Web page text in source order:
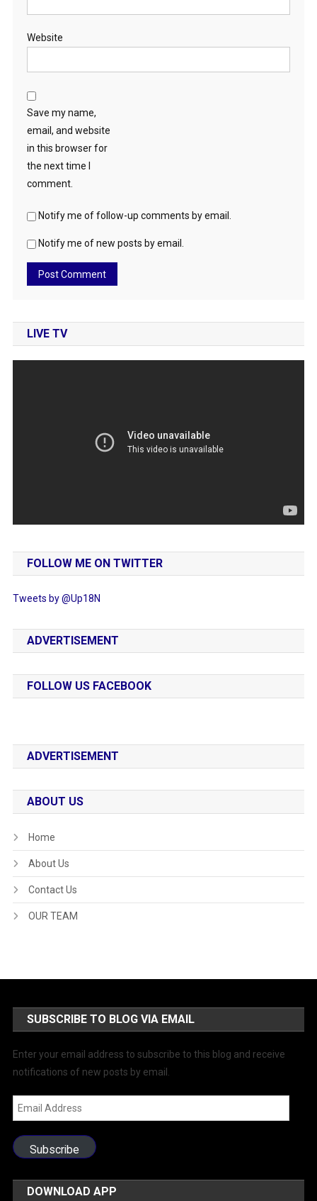
Website
Save my name,
email, and website
in this browser for
the next time I
comment.
Notify me of follow-up comments by email.
Notify me of new posts by email.
LIVE TV
FOLLOW ME ON TWITTER
Tweets by @Up18N
ADVERTISEMENT
FOLLOW US FACEBOOK
ADVERTISEMENT
ABOUT US
Home
About Us
Contact Us
OUR TEAM
SUBSCRIBE TO BLOG VIA EMAIL
Enter your email address to subscribe to this blog and receive
notifications of new posts by email.
Email
Address
Subscribe
DOWNLOAD APP